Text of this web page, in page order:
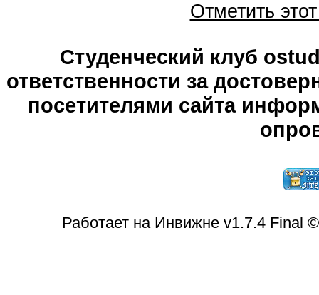
Отметить
Студенческий клуб
ответственности за
посетителями сайта
Работает на Инвижне v1.7.4 Final